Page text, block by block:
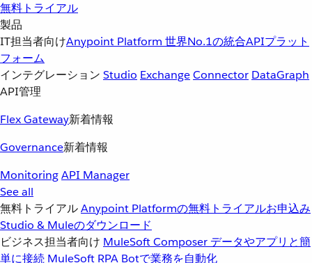
無料トライアル
製品
IT担当者向けAnypoint Platform 世界No.1の統合APIプラット
フォーム
インテグレーション Studio ExchangeConnector DataGraph
API管理
Flex Gateway新着情報
Governance新着情報
MonitoringAPI Manager
See all
無料トライアルAnypoint Platformの無料トライアルお申込み
Studio & Muleのダウンロード
ビジネス担当者向け MuleSoft Composer データやアプリと簡
単に接続 MuleSoft RPA Botで業務を自動化